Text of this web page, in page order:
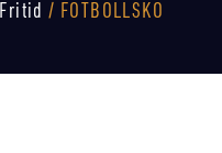
/ FOTBOLLSKO